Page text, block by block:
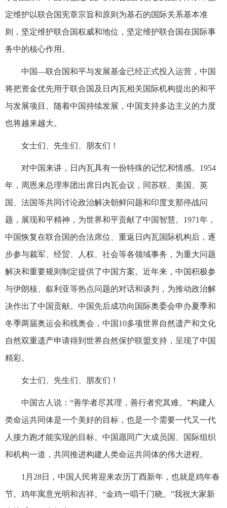
定维护以联合国宪章宗旨和原则为基石的国际关系基本准
则，坚定维护联合国权威和地位，坚定维护联合国在国际事
务中的核心作用。
中国—联合国和平与发展基金已经正式投入运营，中国
将把资金优先用于联合国及日内瓦相关国际机构提出的和平
与发展项目。随着中国持续发展，中国支持多边主义的力度
也将越来越大。
女士们、先生们、朋友们！
对中国来讲，日内瓦具有一份特殊的记忆和情感。1954
年，周恩来总理率团出席日内瓦会议，同苏联、美国、英
国、法国等共同讨论政治解决朝鲜问题和印度支那停战问
题，展现和平精神，为世界和平贡献了中国智慧。1971年，
中国恢复在联合国的合法席位、重返日内瓦国际机构后，逐
步参与裁军、经贸、人权、社会等各领域事务，为重大问题
解决和重要规则制定提供了中国方案。近年来，中国积极参
与伊朗核、叙利亚等热点问题的对话和谈判，为推动政治解
决作出了中国贡献。中国先后成功向国际奥委会申办夏季和
冬季两届奥运会和残奥会，中国10多项世界自然遗产和文化
自然双重遗产申请得到世界自然保护联盟支持，呈现了中国
精彩。
女士们、先生们、朋友们！
中国古人说：“善学者尽其理，善行者究其难。”构建人
类命运共同体是一个美好的目标，也是一个需要一代又一代
人接力跑才能实现的目标。中国愿同广大成员国、国际组织
和机构一道，共同推进构建人类命运共同体的伟大进程。
1月28日，中国人民将迎来农历丁酉新年，也就是鸡年春
节。鸡年寓意光明和吉祥。“金鸡一唱千门晓。”我祝大家新